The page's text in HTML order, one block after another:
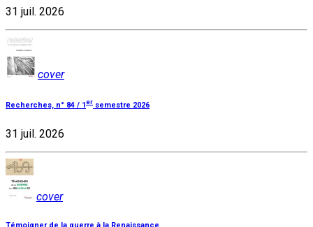
31 juil. 2026
cover
Recherches, n° 84 / 1er semestre 2026
31 juil. 2026
cover
Témoigner de la guerre à la Renaissance